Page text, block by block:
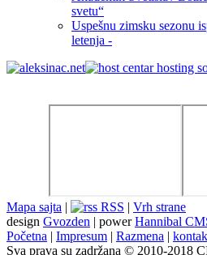
svetu“
Uspešnu zimsku sezonu
letenja -
Mapa sajta | RSS | Vrh strane
design Gvozden | powerHannibal
Početna | Impresum | Razmena |
Sva prava su zadržana © 2010-2018